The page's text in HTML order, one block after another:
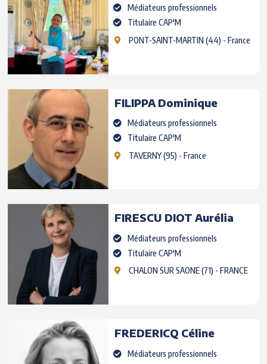
Médiateurs professionnels
Titulaire CAP'M
PONT-SAINT-MARTIN(44) - France
FILIPPA Dominique
Médiateurs professionnels
Titulaire CAP'M
TAVERNY(95) - France
FIRESCU DIOT Aurélia
Médiateurs professionnels
Titulaire CAP'M
CHALON SUR SAONE (71) - FRANCE
FREDERICQ Céline
Médiateurs professionnels